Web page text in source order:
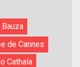
de Cannes
Cathala